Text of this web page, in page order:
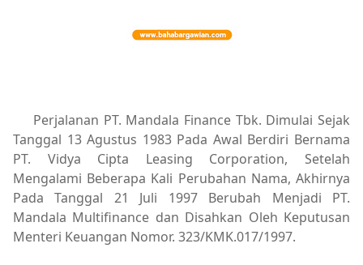
Perjalanan PT. Mandala Finance Tbk. Dimulai Sejak
Tanggal 13 Agustus 1983 Pada Awal Berdiri Bernama
PT. Vidya Cipta Leasing Corporation, Setelah
Mengalami Beberapa Kali Perubahan Nama, Akhirnya
Pada Tanggal 21 Juli 1997 Berubah Menjadi PT.
Mandala Multifinance dan Disahkan Oleh Keputusan
Menteri Keuangan Nomor. 323/KMK.017/1997.